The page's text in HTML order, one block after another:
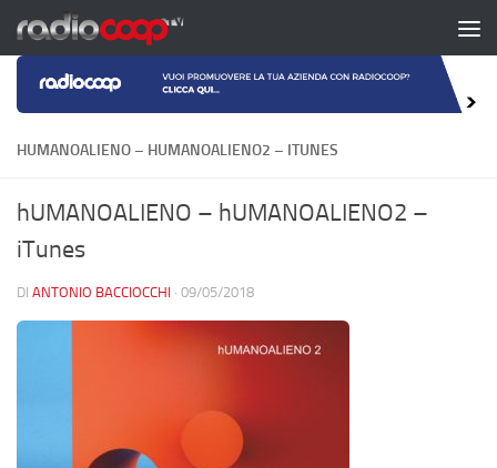
Salta al contenuto
HUMANOALIENO – HUMANOALIENO2 – ITUNES
hUMANOALIENO – hUMANOALIENO2 –
iTunes
DI ANTONIO BACCIOCCHI · 09/05/2018